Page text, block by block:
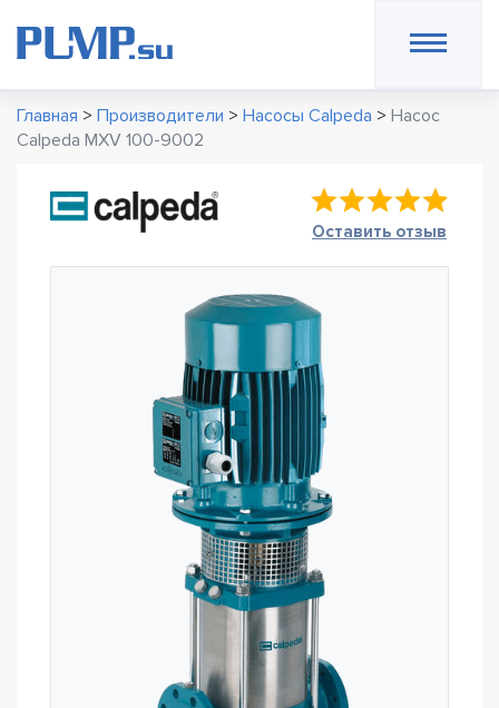
Главная > Производители > Насосы Calpeda > Насос
Calpeda MXV 100-9002
Оставить отзыв